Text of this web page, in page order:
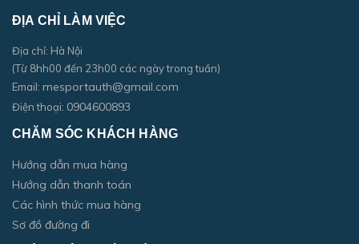
ĐỊA CHỈ LÀM VIỆC
Địa chỉ: Hà Nội
(Từ 8hh00 đến 23h00 các ngày trong tuần)
Email: mesportauth@gmail.com
Điện thoại: 0904600893
CHĂM SÓC KHÁCH HÀNG
Hướng dẫn mua hàng
Hướng dẫn thanh toán
Các hình thức mua hàng
Sơ đồ đường đi